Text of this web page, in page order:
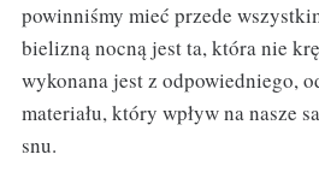
powinniśmy mieć przede
bielizną nocną jest ta, która nie
wykonana jest z odpowiedniego,
materiału, który wpływ na nasze
snu.